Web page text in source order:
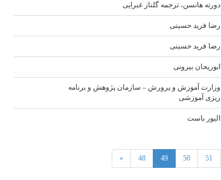
دورته هانسن، ترجمه گلناز غبرایی
رضا فرید حسینی
رضا فرید حسینی
ابوریحان بیرونی
وزارت آموزش و پرورش – سازمان پژوهش و برنامه
ریزی آموزشی
الیور باست
» 48 49 50 51